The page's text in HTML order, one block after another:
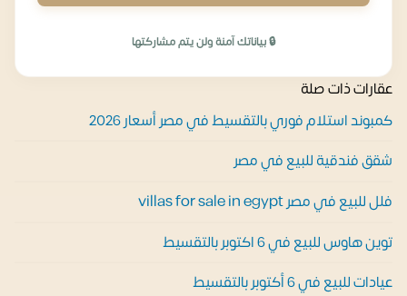
🔒 بياناتك آمنة ولن يتم مشاركتها
عقارات ذات صلة
كمبوند استلام فوري بالتقسيط في مصر أسعار 2026
شقق فندقية للبيع في مصر
فلل للبيع في مصر villas for sale in egypt
توين هاوس للبيع في 6 اكتوبر بالتقسيط
عيادات للبيع في 6 أكتوبر بالتقسيط